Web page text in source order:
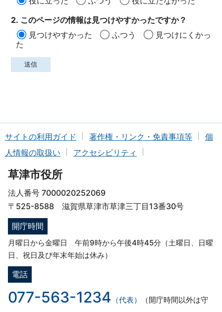
2. このページの情報は見つけやすかったですか？
見つけやすかった
ふつう
見つけにくかっ
た
サイトの利用ガイド 著作権・リンク・免責事項等
個
人情報の取扱い
アクセシビリティ
草津市役所
法人番号 7000020252069
〒525-8588 滋賀県草津市草津三丁目13番30号
開庁時間
月曜日から金曜日 午前9時から午後4時45分（土曜日、日曜
日、祝日及び年末年始は休み）
電話
077-563-1234 （代表）
（開庁時間以外は守